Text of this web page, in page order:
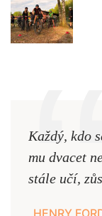
Každý, kdo
mu dvacet
stále učí,
HENRY